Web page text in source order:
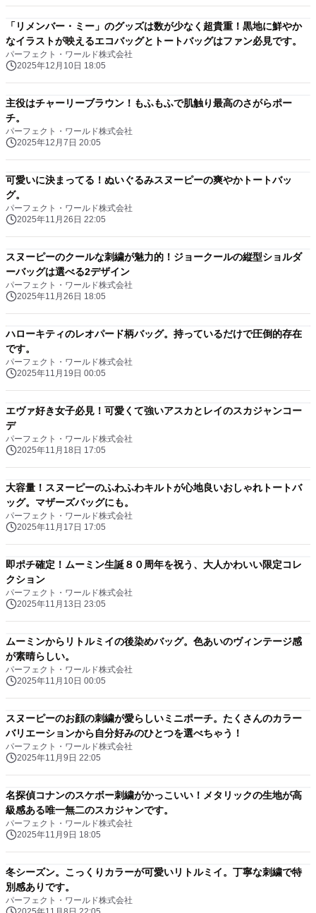
「リメンバー・ミー」のグッズは数が少なく超貴重！黒地に鮮やか
なイラストが映えるエコバッグとトートバッグはファン必見です。
パーフェクト・ワールド株式会社
2025年12月10日 18:05
主役はチャーリーブラウン！もふもふで肌触り最高のさがらポー
チ。
パーフェクト・ワールド株式会社
2025年12月7日 20:05
可愛いに決まってる！ぬいぐるみスヌーピーの爽やかトートバッ
グ。
パーフェクト・ワールド株式会社
2025年11月26日 22:05
スヌーピーのクールな刺繍が魅力的！ジョークールの縦型ショルダ
ーバッグは選べる2デザイン
パーフェクト・ワールド株式会社
2025年11月26日 18:05
ハローキティのレオパード柄バッグ。持っているだけで圧倒的存在
です。
パーフェクト・ワールド株式会社
2025年11月19日 00:05
エヴァ好き女子必見！可愛くて強いアスカとレイのスカジャンコー
デ
パーフェクト・ワールド株式会社
2025年11月18日 17:05
大容量！スヌーピーのふわふわキルトが心地良いおしゃれトートバ
ッグ。マザーズバッグにも。
パーフェクト・ワールド株式会社
2025年11月17日 17:05
即ポチ確定！ムーミン生誕８０周年を祝う、大人かわいい限定コレ
クション
パーフェクト・ワールド株式会社
2025年11月13日 23:05
ムーミンからリトルミイの後染めバッグ。色あいのヴィンテージ感
が素晴らしい。
パーフェクト・ワールド株式会社
2025年11月10日 00:05
スヌーピーのお顔の刺繍が愛らしいミニポーチ。たくさんのカラー
バリエーションから自分好みのひとつを選べちゃう！
パーフェクト・ワールド株式会社
2025年11月9日 22:05
名探偵コナンのスケボー刺繍がかっこいい！メタリックの生地が高
級感ある唯一無二のスカジャンです。
パーフェクト・ワールド株式会社
2025年11月9日 18:05
冬シーズン。こっくりカラーが可愛いリトルミイ。丁寧な刺繍で特
別感ありです。
パーフェクト・ワールド株式会社